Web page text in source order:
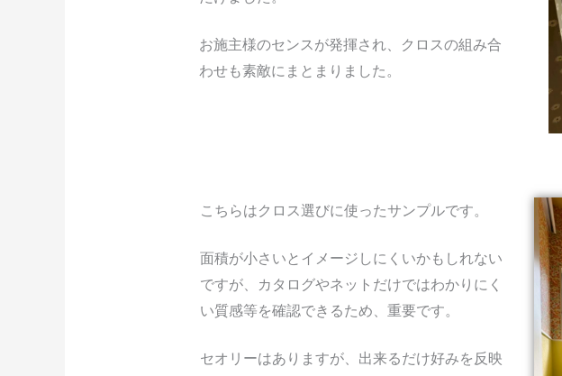
お施主様のセンスが発揮され、クロスの組み合
わせも素敵にまとまりました。
こちらはクロス選びに使ったサンプルです。
面積が小さいとイメージしにくいかもしれない
ですが、カタログやネットだけではわかりにく
い質感等を確認できるため、重要です。
セオリーはありますが、出来るだけ好みを反映